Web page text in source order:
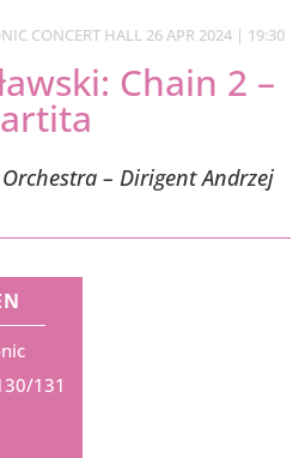
CONCERT HALL 26 APR 2024 | 19:30
Chain 2 –
– Dirigent Andrzej
131